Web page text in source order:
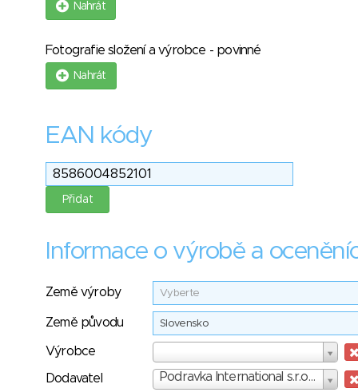
Nahrát
Fotografie složení a výrobce - povinné
Nahrát
EAN kódy
Informace o výrobě a
Země výroby Vyberte
Země původu Slovensko
Výrobce
Dodavatel Podravka International s.r.o. Zvolen
Dodavatel